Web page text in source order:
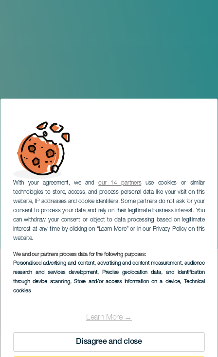
With your agreement, we andour 14 partnersuse cookies or similar
technologies to store, access, and process personal data like your visit on this
website, IP addresses and cookie identifiers. Some partners do not ask for your
consent to process your data and rely on their legitimate business interest. You
can withdraw your consent or object to data processing based on legitimate
interest at any time by clicking on “Learn More” or in our Privacy Policy on this
website.
We and our partners process data for the following purposes:
Personalised advertising and content, advertising and content measurement, audience
research and services development, Precise geolocation data, and identification
through device scanning, Store and/or access information on a device, Technical
cookies
Learn More →
Disagree and close
40 FIMC - Javier Perianes.
Tenerife
TENERIFE
Imagen
Listado
KORÁBBI ESEMÉNY